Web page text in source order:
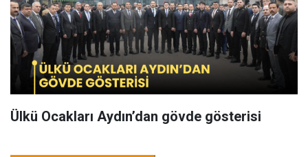
Ülkü Ocakları Aydın’dan gövde gösterisi